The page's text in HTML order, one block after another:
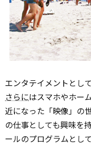
エンタテイメントとし
さらにはスマホやホー
近になった「映像」の
の仕事としても興味を
ールのプログラムとし